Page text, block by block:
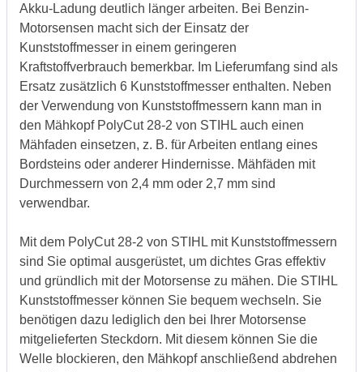
Akku-Ladung deutlich länger arbeiten. Bei Benzin-
Motorsensen macht sich der Einsatz der
Kunststoffmesser in einem geringeren
Kraftstoffverbrauch bemerkbar. Im Lieferumfang sind als
Ersatz zusätzlich 6 Kunststoffmesser enthalten. Neben
der Verwendung von Kunststoffmessern kann man in
den Mähkopf PolyCut 28‑2 von STIHL auch einen
Mähfaden einsetzen, z. B. für Arbeiten entlang eines
Bordsteins oder anderer Hindernisse. Mähfäden mit
Durchmessern von 2,4 mm oder 2,7 mm sind
verwendbar.
Mit dem PolyCut 28‑2 von STIHL mit Kunststoffmessern
sind Sie optimal ausgerüstet, um dichtes Gras effektiv
und gründlich mit der Motorsense zu mähen. Die STIHL
Kunststoffmesser können Sie bequem wechseln. Sie
benötigen dazu lediglich den bei Ihrer Motorsense
mitgelieferten Steckdorn. Mit diesem können Sie die
Welle blockieren, den Mähkopf anschließend abdrehen